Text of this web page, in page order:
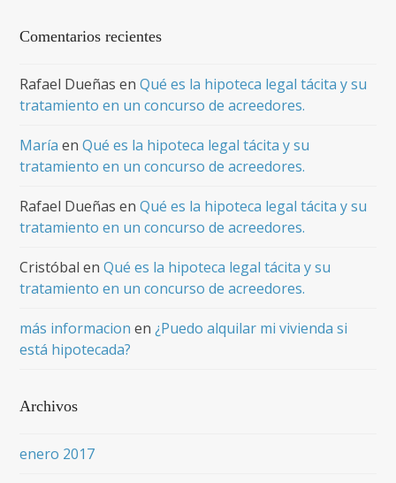
Comentarios recientes
Rafael Dueñas enQué es la hipoteca legal tácita y su
tratamiento en un concurso de acreedores.
María enQué es la hipoteca legal tácita y su
tratamiento en un concurso de acreedores.
Rafael Dueñas enQué es la hipoteca legal tácita y su
tratamiento en un concurso de acreedores.
Cristóbal enQué es la hipoteca legal tácita y su
tratamiento en un concurso de acreedores.
más informacion en¿Puedo alquilar mi vivienda si
está hipotecada?
Archivos
enero 2017